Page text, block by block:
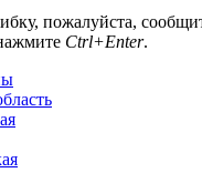
пожалуйста,
Ctrl+Enter.